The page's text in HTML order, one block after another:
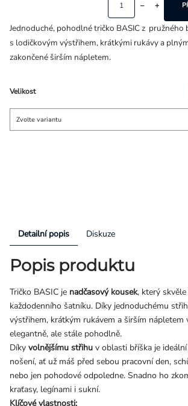
Velikost
Jednoduché, pohodlné tričko BASIC z
s lodičkovým výstřihem, krátkými rukávy a
zakončené širším nápletem.
Detailní popis Diskuze
Popis produktu
Tričko BASIC je nadčasový kousek, který
každodenního šatníku. Díky jednoduchému
výstřihem, krátkým rukávem a širším nápletem
elegantně, ale stále pohodlně.
Díky volnějšímu střihu v oblasti bříška je
nošení, ať už máš před sebou pracovní den,
nebo jen pohodové odpoledne. Snadno ho
kraťasy, legínami i sukní.
Klíčové vlastnosti: